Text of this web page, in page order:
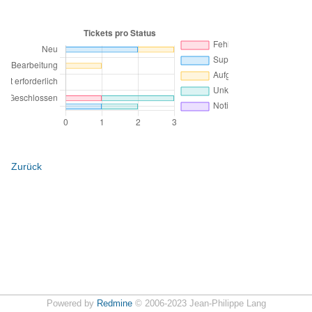
Zurück
Powered by Redmine© 2006-2023 Jean-Philippe Lang